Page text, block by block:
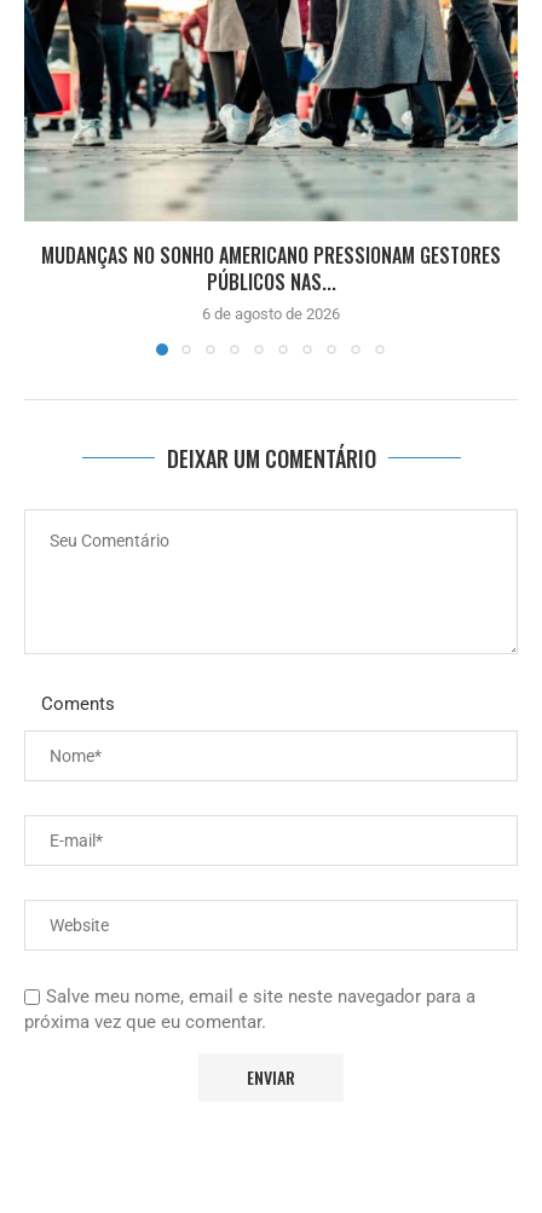
MUDANÇAS NO SONHO AMERICANO PRESSIONAM GESTORES
PÚBLICOS NAS...
6 de agosto de 2026
DEIXAR UM COMENTÁRIO
Coments
Salve meu nome, email e site neste navegador para a
próxima vez que eu comentar.